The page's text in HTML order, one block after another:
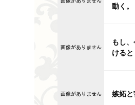
動く。
もし
けると
嫉妬と